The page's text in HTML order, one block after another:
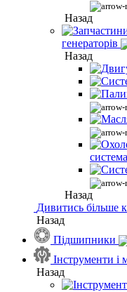
Назад
генераторів
Назад
система
Назад
Дивитись більше
Назад
Підшипники
Інструменти і
Назад